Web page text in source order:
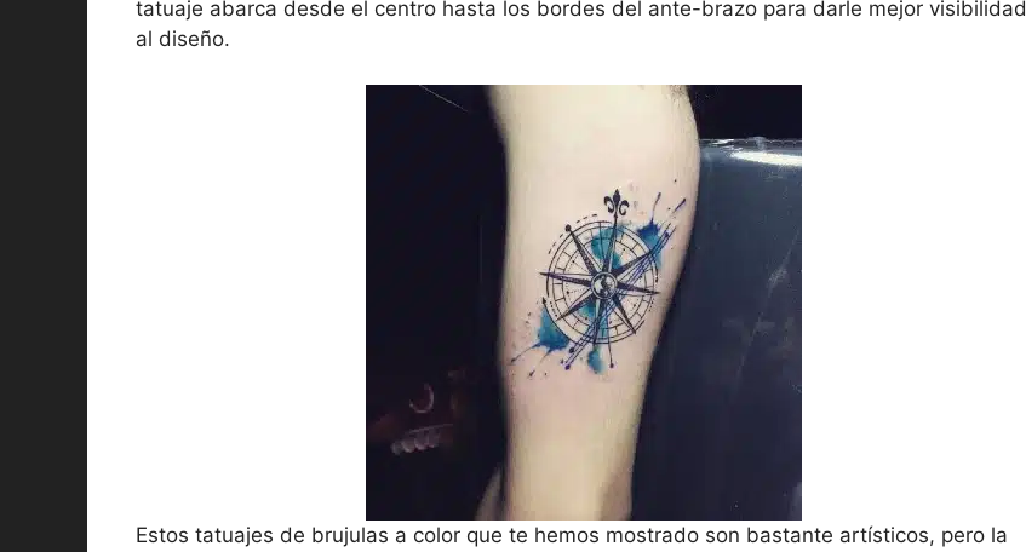
tatuaje abarca desde el centro hasta los bordes del ante-brazo para darle mejor visibilidad
al diseño.
Estos tatuajes de brujulas a color que te hemos mostrado son bastante artísticos, pero la